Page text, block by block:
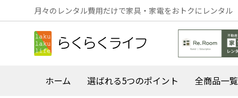
月々のレンタル費用だけで家具・家電をおトクにレンタル
ホーム 選ばれる5つのポイント 全商品一覧